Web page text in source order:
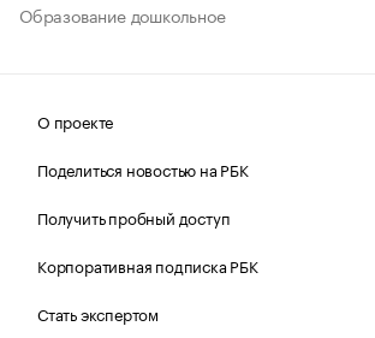
Образование дошкольное
О проекте
Поделиться новостью на РБК
Получить пробный доступ
Корпоративная подписка РБК
Стать экспертом